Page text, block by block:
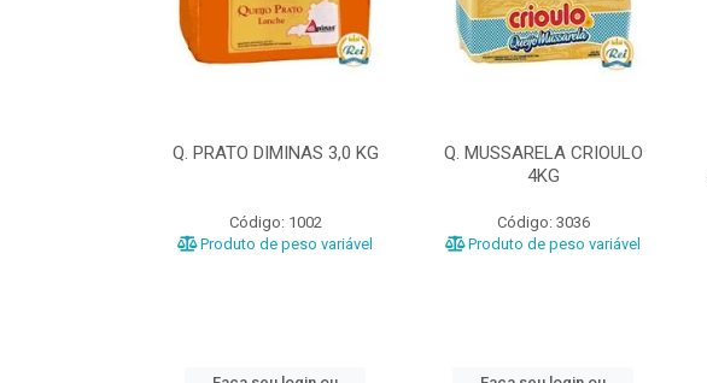
Q. PRATO DIMINAS 3,0 KG
Código: 1002
Produto de peso variável
Q. MUSSARELA CRIOULO
4KG
Código: 3036
Produto de peso variável